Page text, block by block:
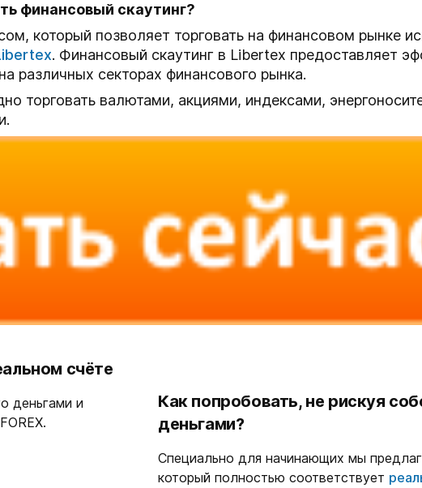
финансовый скаутинг?
который позволяет торговать на финансовом рынке
. Финансовый скаутинг в Libertex предоставляет
различных секторах финансового рынка.
торговать валютами, акциями, индексами,
счёте
деньгами и
Как попробовать, не рискуя
деньгами?
Специально для начинающих мы
который полностью соответствует